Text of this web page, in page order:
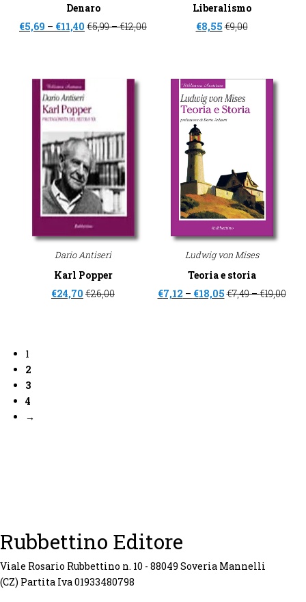
Denaro
€5,69 – €11,40 €5,99–€12,00
Liberalismo
€8,55€9,00
Dario Antiseri
Karl Popper
€24,70 €26,00
Ludwig von Mises
Teoria e storia
€7,12 – €18,05€7,49–€19,00
1
2
3
4
→
Rubbettino Editore
Viale Rosario Rubbettino n. 10 - 88049 Soveria Mannelli
(CZ) Partita Iva 01933480798